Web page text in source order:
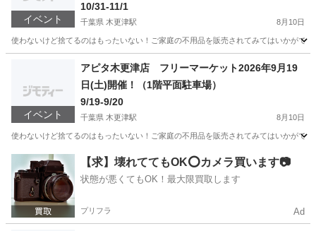
イベント
10/31-11/1
千葉県 木更津駅 8月10日
使わないけど捨てるのはもったいない！ご家庭の不用品を販売されてみてはいかがで
木更津駅 フリーマーケット アピタ
イベント
アピタ木更津店 フリーマーケット2026年9月19
日(土)開催！（1階平面駐車場）
9/19-9/20
千葉県 木更津駅 8月10日
使わないけど捨てるのはもったいない！ご家庭の不用品を販売されてみてはいかがで
千葉 木更津市 木更津駅 フリーマーケット アピタ
【求】壊れててもOK⭕️カメラ買います📷
状態が悪くてもOK！最大限買取します
プリフラ Ad